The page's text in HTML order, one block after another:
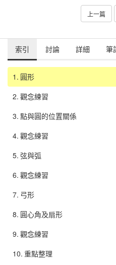
上一篇
索引 討論 詳細 筆
1. 圓形
2. 觀念練習
3. 點與圓的位置關係
4. 觀念練習
5. 弦與弧
6. 觀念練習
7. 弓形
8. 圓心角及扇形
9. 觀念練習
10. 重點整理